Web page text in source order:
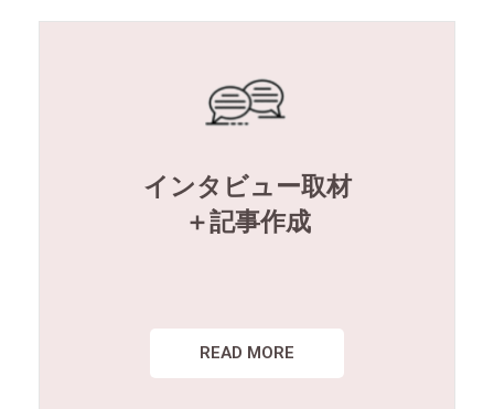
インタビュー取材
＋記事作成
READ MORE